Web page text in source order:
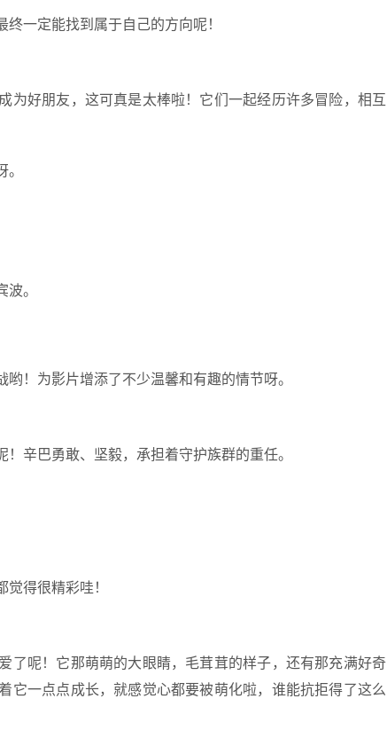
一定能找到属于自己的方向呢！
为好朋友，这可真是太棒啦！它们一起经历许多冒险，相互
。
！为影片增添了不少温馨和有趣的情节呀。
辛巴勇敢、坚毅，承担着守护族群的重任。
得很精彩哇！
了呢！它那萌萌的大眼睛，毛茸茸的样子，还有那充满好奇
它一点点成长，就感觉心都要被萌化啦，谁能抗拒得了这么